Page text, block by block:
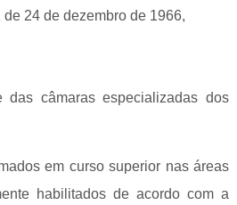
24 de dezembro de 1966,
câmaras especializadas dos
em curso superior nas áreas
habilitados de acordo com a